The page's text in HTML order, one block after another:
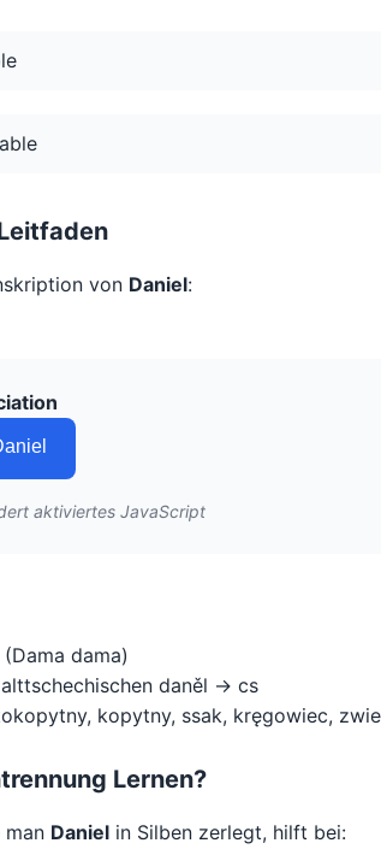
von Daniel:
aktiviertes JavaScript
dama)
daněl → cs
kopytny, ssak, kręgowiec,
Lernen?
man Daniel in Silben zerlegt, hilft bei: